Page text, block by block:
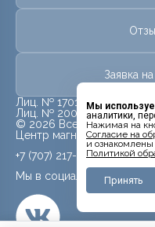
Мы
аналитики,
Нажимая на
Cогласие на
и ознакомлены
Политикой
Принять
Заявка
Лиц. № 17013581 от 28
Лиц. № 20009926 от 09
© 2026 Все права
Центр магнитно-
Мы в социальных сетях
+7 (707) 217-58-40